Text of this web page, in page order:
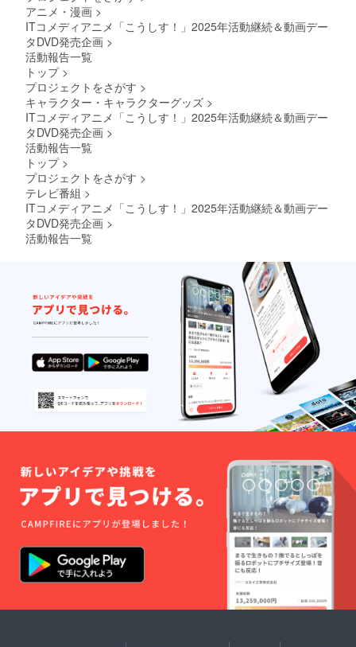
食品表
す。商
品開封
付され
たラベ
認くだ
さい。
※DX（D
aXi/だ
し）
しょう
ゆ 【名
称】だ
ししょ
うゆ
（しょ
うゆ加
工品）
【内容
360ml ×
1本 原
材料及
び添加
物等の
食品表
示はお
届け商
品のラ
表記さ
れま
す。商
りま
す。 ※
はでき
ませ
しょう
ゆ 【名
ゆ 【内
容量】
360ml ×
1本 原
材料及
び添加
物等の
食品表
示はお
届け商
品のラ
ベルに
表記さ
れま
品開封
前には
必ずお
届けの
リター
ンに貼
付され
たラベ
ルや注
をご確
認くだ
さい。
アニメ・漫画 >
ITコメディアニメ「こうしす！」2025年活動継続＆動画デー
タDVD発売企画 >
活動報告一覧
トップ >
プロジェクトをさがす >
キャラクター・キャラクターグッズ >
ITコメディアニメ「こうしす！」2025年活動継続＆動画デー
タDVD発売企画 >
活動報告一覧
トップ >
プロジェクトをさがす >
テレビ番組 >
ITコメディアニメ「こうしす！」2025年活動継続＆動画デー
タDVD発売企画 >
活動報告一覧